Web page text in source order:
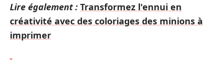
Lire également : Transformez l'ennui en
créativité avec des coloriages des minions à
imprimer